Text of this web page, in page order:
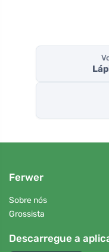
Ferwer
Sobre nós
Grossista
Descarregue a